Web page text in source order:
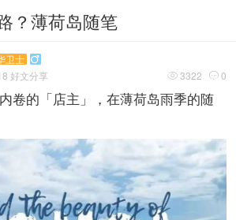
？薄荷岛随笔
卫士 
 3322  0
好文分享
卷的「店主」，在薄荷岛雨季的随